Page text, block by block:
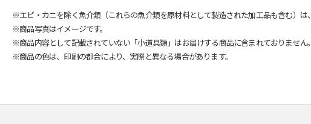
※エビ・カニを除く魚介類（これらの魚介類を原材料として製造された加工品も含む）
※商品写真はイメージです。
※商品内容として記載されていない「小道具類」はお届けする商品に含まれておりません。
※商品の色は、印刷の都合により、実際と異なる場合があります。